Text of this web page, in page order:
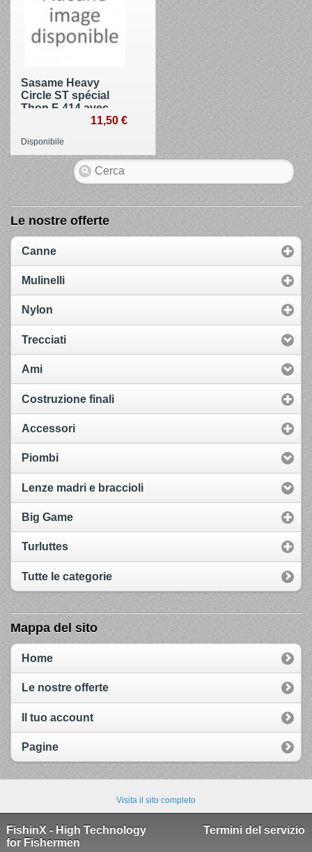
Sasame Heavy
Circle ST spécial
Thon F-414 avec
11,50 €
Disponibile
Le nostre offerte
Canne
Mulinelli
Nylon
Trecciati
Ami
Costruzione finali
Accessori
Piombi
Lenze madri e braccioli
Big Game
Turluttes
Tutte le categorie
Mappa del sito
Home
Le nostre offerte
Il tuo account
Pagine
Visita il sito completo
FishinX - High Technology
for Fishermen
Termini del servizio